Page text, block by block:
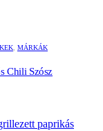
, MÁRKÁK
Chili Szósz